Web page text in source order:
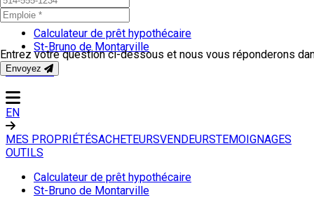
OUTILS
Calculateur de prêt hypothécaire
St-Bruno de Montarville
CONTACT
EN
MES PROPRIÉTÉSACHETEURSVENDEURSTEMOIGNAGES
OUTILS
Calculateur de prêt hypothécaire
St-Bruno de Montarville
Entrez votre question ci-dessous et nous vous réponderons
Envoyez